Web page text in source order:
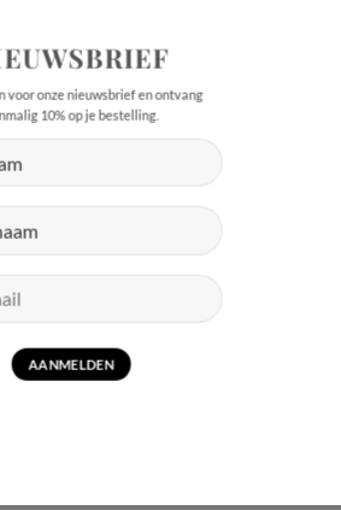
voor onze nieuwsbrief en ontvang
10% op je bestelling.